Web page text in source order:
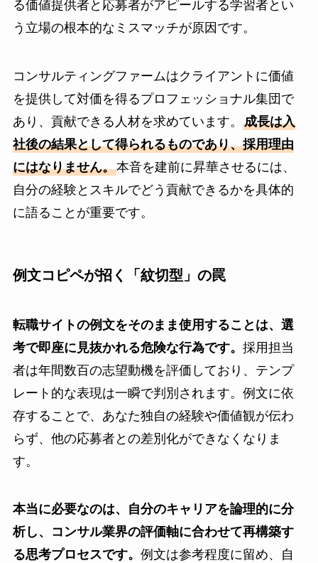
る価値提供者と応募者がアピールする学習者とい
う立場の根本的なミスマッチが原因です。
コンサルティングファームはクライアントに価値
を提供して対価を得るプロフェッショナル集団で
あり、貢献できる人材を求めています。 成長は入
社後の結果として得られるものであり、採用理由
にはなりません。本音を建前に昇華させるには、
自分の経験とスキルでどう貢献できるかを具体的
に語ることが重要です。
例文コピペが招く「紋切型」の罠
転職サイトの例文をそのまま使用することは、選
考で即座に見抜かれる危険な行為です。 採用担当
者は年間数百の志望動機を評価しており、テンプ
レート的な表現は一瞬で判別されます。例文に依
存することで、あなた独自の経験や価値観が伝わ
らず、他の応募者との差別化ができなくなりま
す。
本当に必要なのは、自分のキャリアを論理的に分
析し、コンサル業界の評価軸に合わせて再構築す
る思考プロセスです。 例文は参考程度に留め、自